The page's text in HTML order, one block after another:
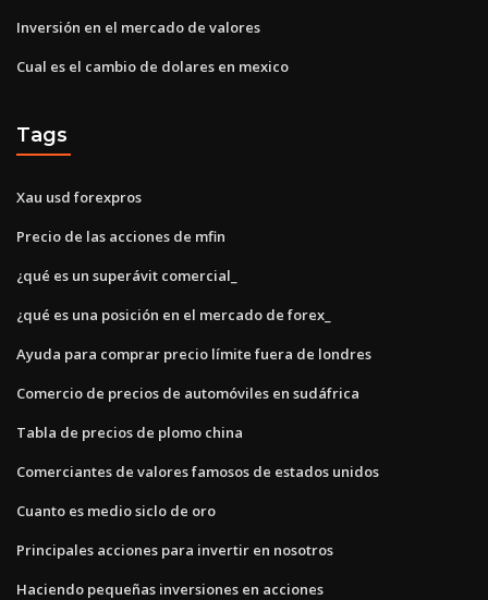
Inversión en el mercado de valores
Cual es el cambio de dolares en mexico
Tags
Xau usd forexpros
Precio de las acciones de mfin
¿qué es un superávit comercial_
¿qué es una posición en el mercado de forex_
Ayuda para comprar precio límite fuera de londres
Comercio de precios de automóviles en sudáfrica
Tabla de precios de plomo china
Comerciantes de valores famosos de estados unidos
Cuanto es medio siclo de oro
Principales acciones para invertir en nosotros
Haciendo pequeñas inversiones en acciones